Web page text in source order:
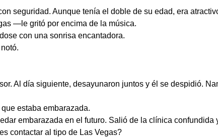
seguridad. Aunque tenía el doble de su edad, era
—le gritó por encima de la música.
con una sonrisa encantadora.
Al día siguiente, desayunaron juntos y él se despidió.
estaba embarazada.
embarazada en el futuro. Salió de la clínica confundida
contactar al tipo de Las Vegas?